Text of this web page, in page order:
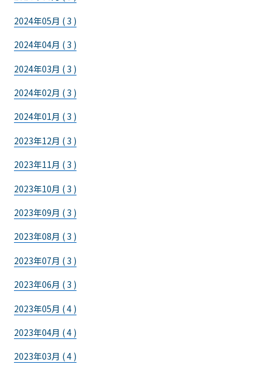
2024年05月 ( 3 )
2024年04月 ( 3 )
2024年03月 ( 3 )
2024年02月 ( 3 )
2024年01月 ( 3 )
2023年12月 ( 3 )
2023年11月 ( 3 )
2023年10月 ( 3 )
2023年09月 ( 3 )
2023年08月 ( 3 )
2023年07月 ( 3 )
2023年06月 ( 3 )
2023年05月 ( 4 )
2023年04月 ( 4 )
2023年03月 ( 4 )